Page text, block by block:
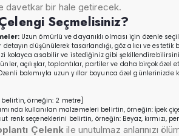
davetkar bir hale getirecek.
Seçmelisiniz?
Uzun ömürlü ve dayanıklı olması için özenle
detayın düşünülerek tasarlandığı, göz alıcı ve
kolayca asabilir ve istediğiniz gibi
açılışlar, toplantılar, partiler ve daha birçok
bakımıyla uzun yıllar boyunca özel
örneğin: 2 metre]
kullanılan malzemeleri belirtin, örneğin: İpek
renk seçeneklerini belirtin, örneğin: Beyaz, kırmızı,
Çelenk ile unutulmaz anlarınızı